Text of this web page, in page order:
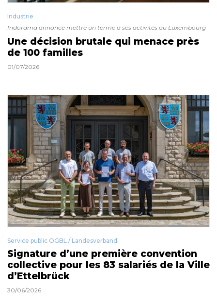
Industrie
Indorama annonce mettre un terme à ses activités au Luxembourg
Une décision brutale qui menace près
de 100 familles
01/07/2026
Service public OGBL / Landesverband
Signature d’une première convention
collective pour les 83 salariés de la Ville
d’Ettelbrück
30/06/2026